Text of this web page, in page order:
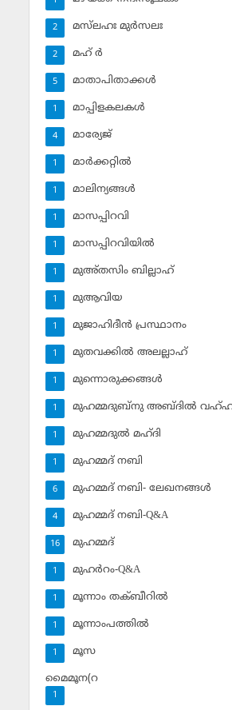
മസ്‌ലഹഃ മുര്‍സലഃ
2
മഹ് ര്‍
2
മാതാപിതാക്കള്‍
5
മാപ്പിളകലകള്‍
1
മാര്യേജ്
4
മാര്‍ക്കറ്റില്‍
1
മാലിന്യങ്ങള്‍
1
മാസപ്പിറവി
1
മാസപ്പിറവിയില്‍
1
മുഅ്തസിം ബില്ലാഹ്
1
മുആവിയ
1
മുജാഹിദീന്‍ പ്രസ്ഥാനം
1
മുതവക്കില്‍ അലല്ലാഹ്
1
മുന്നൊരുക്കങ്ങള്‍
1
മുഹമ്മദുബ്‌നു അബ്ദില്‍
1
മുഹമ്മദുല്‍ മഹ്ദി
1
മുഹമ്മദ് നബി
1
മുഹമ്മദ് നബി- ലേഖനങ്ങള്‍
6
മുഹമ്മദ് നബി-Q&A
4
മുഹമ്മദ്‌
16
മുഹര്‍റം-Q&A
1
മൂന്നാം തക്ബീറില്‍
1
മൂന്നാംപത്തില്‍
1
മൂസ
1
മൈമൂന(റ
1